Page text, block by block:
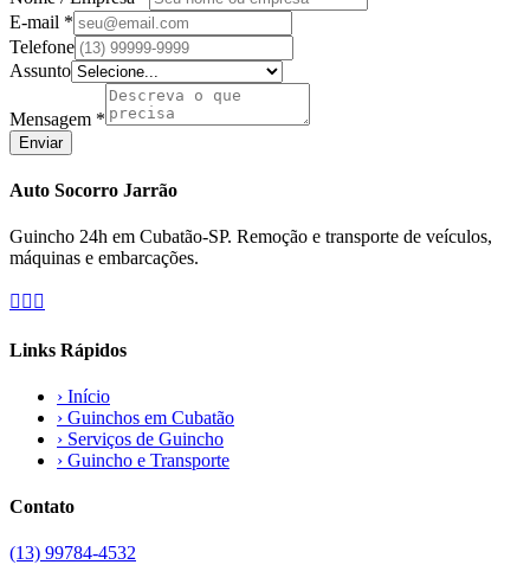
E-mail *
Telefone
Assunto
Mensagem *
Enviar
Auto Socorro Jarrão
Guincho 24h em Cubatão-SP. Remoção e transporte de veículos,
máquinas e embarcações.
  
Links Rápidos
› Início
› Guinchos em Cubatão
› Serviços de Guincho
› Guincho e Transporte
Contato
(13) 99784-4532